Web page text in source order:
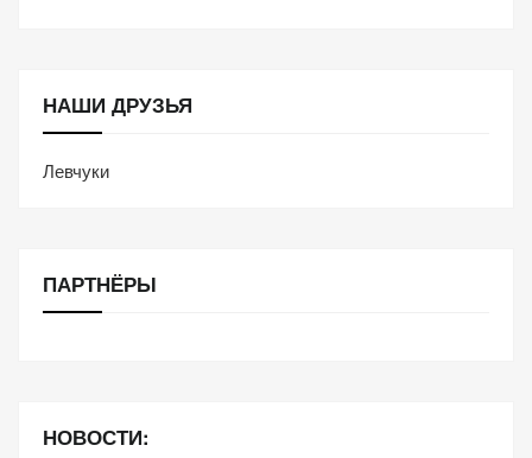
НАШИ ДРУЗЬЯ
Левчуки
ПАРТНЁРЫ
НОВОСТИ: